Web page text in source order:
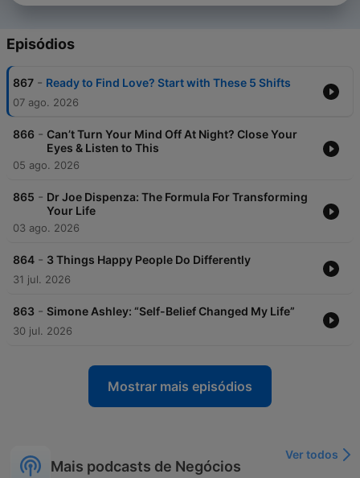
Episódios
867 - Ready to Find Love? Start with These 5 Shifts
07 ago. 2026
866 - Can’t Turn Your Mind Off At Night? Close Your
Eyes & Listen to This
05 ago. 2026
865 - Dr Joe Dispenza: The Formula For Transforming
Your Life
03 ago. 2026
864 - 3 Things Happy People Do Differently
31 jul. 2026
863 - Simone Ashley: “Self-Belief Changed My Life”
30 jul. 2026
Mostrar mais episódios
Mais podcasts de Negócios
Ver todos